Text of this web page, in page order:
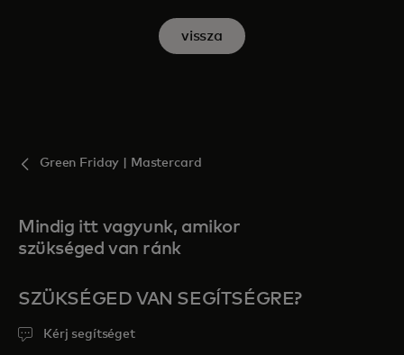
vissza
Green Friday | Mastercard
Mindig itt vagyunk, amikor
szükséged van ránk
SZÜKSÉGED VAN SEGÍTSÉGRE?
Kérj segítséget